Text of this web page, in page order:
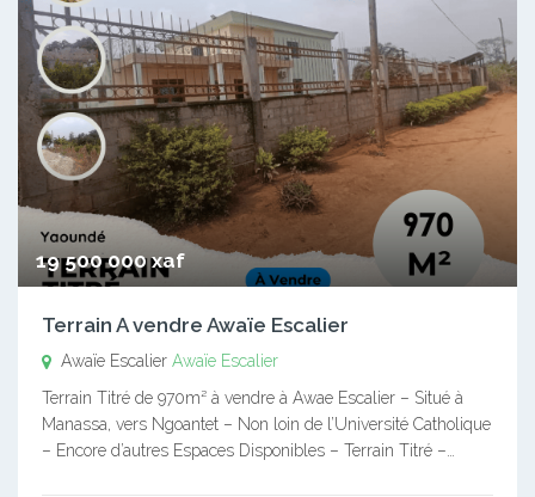
19 500 000 xaf
Terrain A vendre Awaïe Escalier
Awaïe Escalier Awaïe Escalier
Terrain Titré de 970m² à vendre à Awae Escalier – Situé à
Manassa, vers Ngoantet – Non loin de l’Université Catholique
– Encore d’autres Espaces Disponibles – Terrain Titré –…